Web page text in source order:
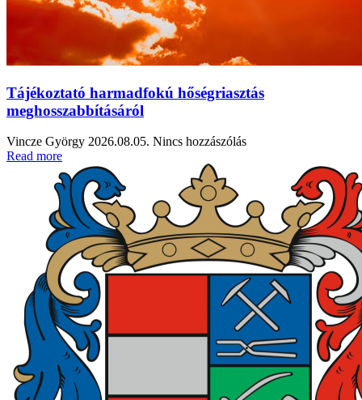
Tájékoztató harmadfokú hőségriasztás
meghosszabbításáról
Vincze György 2026.08.05. Nincs hozzászólás
Read more